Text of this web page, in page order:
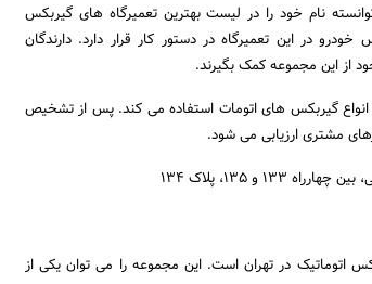
نام خود را در لیست بهترین تعمیرگاه های گیربکس
در این تعمیرگاه در دستور کار قرار دارد. دارندگان
از این مجموعه کمک بگیرند.
انواع گیربکس های اتومات استفاده می کند. پس از تشخیص
مشتری ارزیابی می شود.
اتوماتیک در تهران است. این مجموعه را می توان یکی از